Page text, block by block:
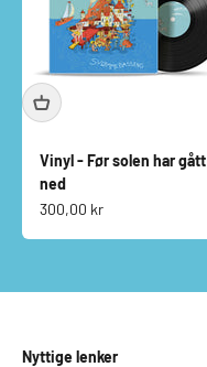
Vinyl - Før solen har gått
ned
Salgspris
300,00 kr
Nyttige lenker